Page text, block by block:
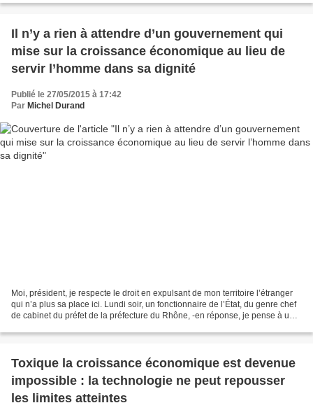
Il n’y a rien à attendre d’un gouvernement qui
mise sur la croissance économique au lieu de
servir l’homme dans sa dignité
Publié le 27/05/2015 à 17:42
Par Michel Durand
Moi, président, je respecte le droit en expulsant de mon territoire l’étranger
qui n’a plus sa place ici. Lundi soir, un fonctionnaire de l’État, du genre chef
de cabinet du préfet de la préfecture du Rhône, -en réponse, je pense à une
Toxique la croissance économique est devenue
impossible : la technologie ne peut repousser
les limites atteintes